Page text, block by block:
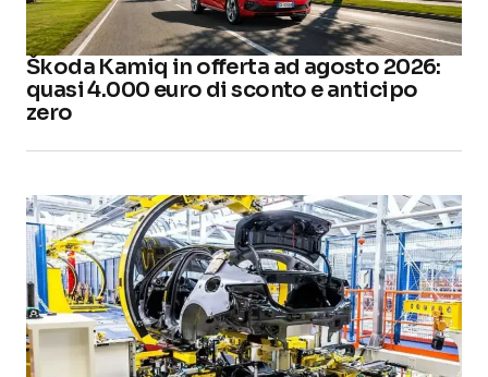
Škoda Kamiq in offerta ad agosto 2026:
quasi 4.000 euro di sconto e anticipo
zero